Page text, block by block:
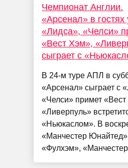
Чемпионат Англии.
«Арсенал» в гостях
«Лидса», «Челси»
«Вест Хэм»,
сыграет с
В 24-м туре АПЛ в
«Арсенал» сыграет с
«Челси» примет
«Ливерпуль»
«Ньюкаслом». В
«Манчестер
«Фулхэм»,